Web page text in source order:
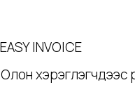
EASY INVOICE
Олон хэрэглэгчдээс